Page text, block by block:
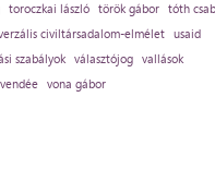
toroczkai lászló török gábor tóth
civiltársadalom-elmélet
usaid
szabályok választójog vallások
vendée vona gábor